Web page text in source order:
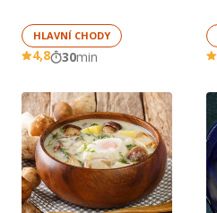
HLAVNÍ CHODY
4,8 30min